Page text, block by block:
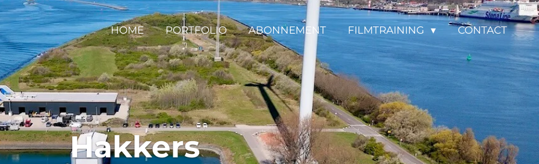
HOME PORTFOLIO ABONNEMENT FILMTRAINING CONTACT
Hakkers